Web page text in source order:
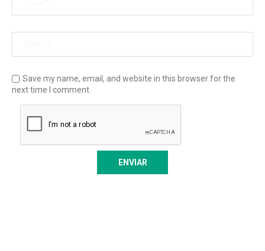
Save my name, email, and website in this browser for the
next time I comment.